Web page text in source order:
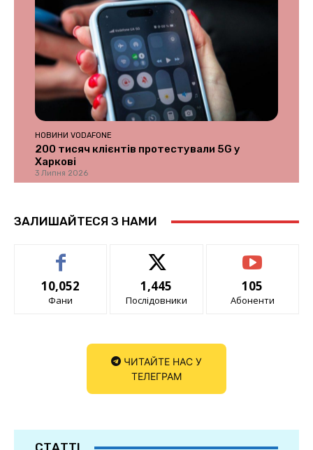
НОВИНИ VODAFONE
200 тисяч клієнтів протестували 5G у
Харкові
3 Липня 2026
ЗАЛИШАЙТЕСЯ З НАМИ
10,052
Фани
1,445
Послідовники
105
Абоненти
ЧИТАЙТЕ НАС У
ТЕЛЕГРАМ